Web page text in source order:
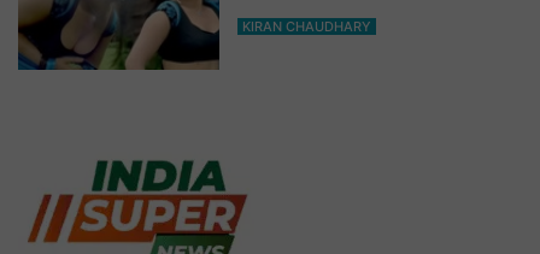
आप भी हो जाओगे बेकाबू
KIRAN CHAUDHARY